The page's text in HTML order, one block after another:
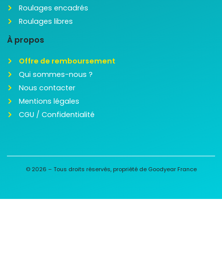
Roulages encadrés
Roulages libres
À propos
Offre de remboursement
Qui sommes-nous ?
Nous contacter
Mentions légales
CGU / Confidentialité
© 2026 – Tous droits réservés, propriété de Goodyear France